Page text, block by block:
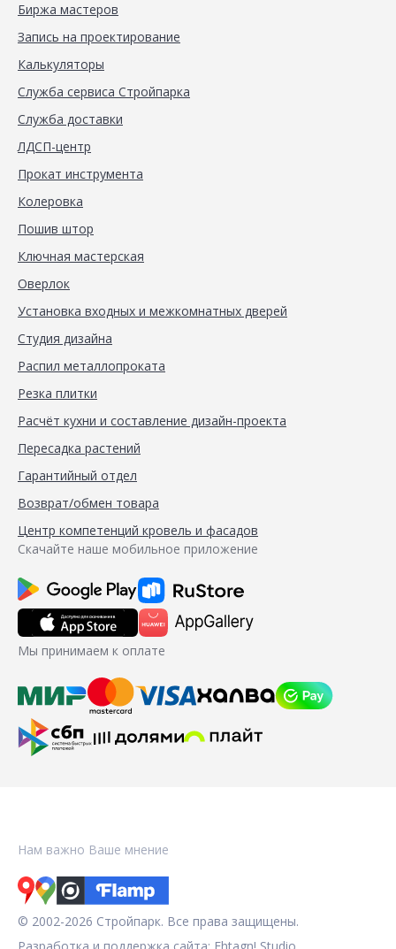
Биржа мастеров
Запись на проектирование
Калькуляторы
Служба сервиса Стройпарка
Служба доставки
ЛДСП-центр
Прокат инструмента
Колеровка
Пошив штор
Ключная мастерская
Оверлок
Установка входных и межкомнатных дверей
Студия дизайна
Распил металлопроката
Резка плитки
Расчёт кухни и составление дизайн-проекта
Пересадка растений
Гарантийный отдел
Возврат/обмен товара
Центр компетенций кровель и фасадов
Скачайте наше мобильное приложение
Мы принимаем к оплате
Нам важно Ваше мнение
© 2002-2026 Стройпарк. Все права защищены.